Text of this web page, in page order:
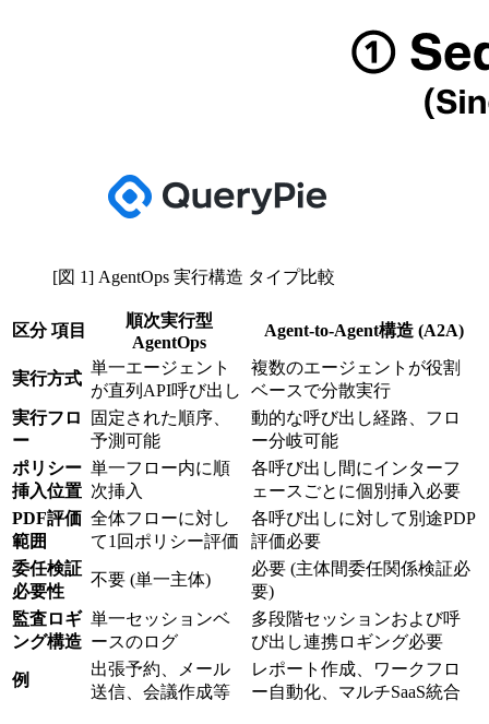
[図 1] AgentOps 実行構造 タイプ比較
区分 項目
順次実行型
AgentOps
Agent-to-Agent構造 (A2A)
実行方式
単一エージェント
が直列API呼び出し
複数のエージェントが役割
ベースで分散実行
実行フロ
ー
固定された順序、
予測可能
動的な呼び出し経路、フロ
ー分岐可能
ポリシー
挿入位置
単一フロー内に順
次挿入
各呼び出し間にインターフ
ェースごとに個別挿入必要
PDF評価
範囲
全体フローに対し
て1回ポリシー評価
各呼び出しに対して別途PDP
評価必要
委任検証
必要性
不要 (単一主体)
必要 (主体間委任関係検証必
要)
監査ロギ
ング構造
単一セッションベ
ースのログ
多段階セッションおよび呼
び出し連携ロギング必要
例
出張予約、メール
送信、会議作成等
レポート作成、ワークフロ
ー自動化、マルチSaaS統合